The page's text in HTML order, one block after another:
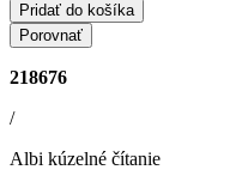
Pridať do košíka
Porovnať
218676
/
Albi kúzelné čítanie